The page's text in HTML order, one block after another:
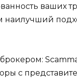
ваших
наилучший
с